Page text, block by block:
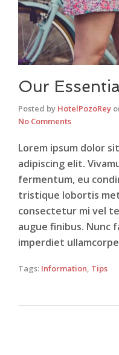
Our
Posted by HotelPozoRey
No Comments
Lorem ipsum dolor
adipiscing elit.
fermentum, eu
tristique lobortis
consectetur mi vel
augue finibus. Nunc
imperdiet
Tags: Information, Tips